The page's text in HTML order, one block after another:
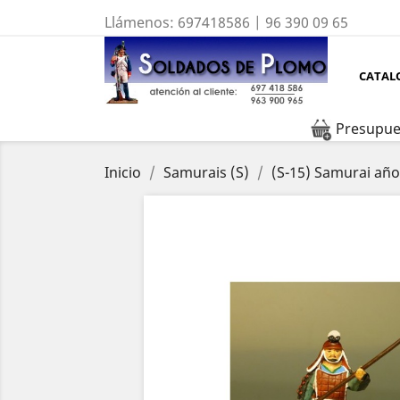
Llámenos: 697418586 | 96 390 09 65
Inicio Samurais (S) (S-15) Samurai